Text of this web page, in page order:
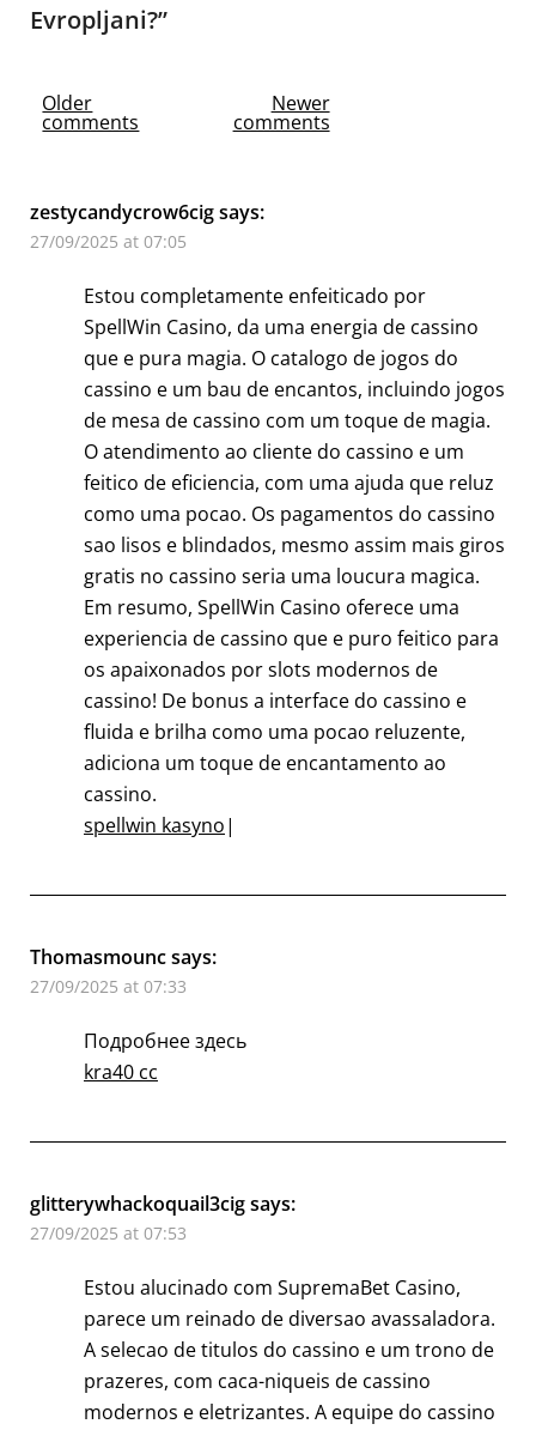
Evropljani?”
Comments
navigation
Older
comments
Newer
comments
zestycandycrow6cigsays:
27/09/2025 at 07:05
Estou completamente enfeiticado por
SpellWin Casino, da uma energia de cassino
que e pura magia. O catalogo de jogos do
cassino e um bau de encantos, incluindo jogos
de mesa de cassino com um toque de magia.
O atendimento ao cliente do cassino e um
feitico de eficiencia, com uma ajuda que reluz
como uma pocao. Os pagamentos do cassino
sao lisos e blindados, mesmo assim mais giros
gratis no cassino seria uma loucura magica.
Em resumo, SpellWin Casino oferece uma
experiencia de cassino que e puro feitico para
os apaixonados por slots modernos de
cassino! De bonus a interface do cassino e
fluida e brilha como uma pocao reluzente,
adiciona um toque de encantamento ao
cassino.
spellwin kasyno|
Thomasmouncsays:
27/09/2025 at 07:33
Подробнее здесь
kra40 cc
glitterywhackoquail3cigsays:
27/09/2025 at 07:53
Estou alucinado com SupremaBet Casino,
parece um reinado de diversao avassaladora.
A selecao de titulos do cassino e um trono de
prazeres, com caca-niqueis de cassino
modernos e eletrizantes. A equipe do cassino